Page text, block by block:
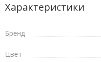
Характеристики
Бренд
Цвет